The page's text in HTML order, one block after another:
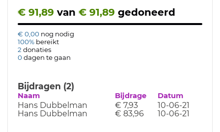
€ 91,89 van € 91,89 gedoneerd
€ 0,00 nog nodig
100% bereikt
2 donaties
0dagen te gaan
Bijdragen (2)
Naam Bijdrage Datum
Hans Dubbelman € 7,93
10-06-21
Hans Dubbelman
€ 83,96 10-06-21